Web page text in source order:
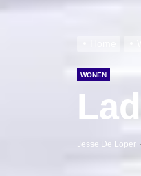
WONEN
Jesse De Loper